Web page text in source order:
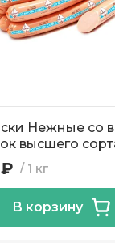
Нежные со
высшего
МК
1 кг
В корзину